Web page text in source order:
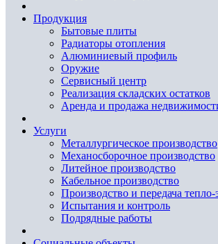
Продукция
Бытовые плиты
Радиаторы отопления
Алюминиевый профиль
Оружие
Сервисный центр
Реализация складских остатков
Аренда и продажа
Услуги
Металлургическое производство
Механосборочное производство
Литейное производство
Кабельное производство
Производство и передача тепло-
Испытания и контроль
Подрядные работы